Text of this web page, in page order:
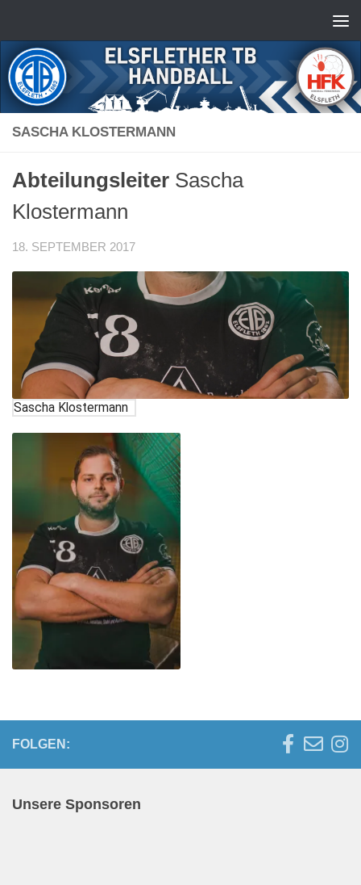
SASCHA KLOSTERMANN
Abteilungsleiter Sascha
Klostermann
18. SEPTEMBER 2017
FOLGEN:
Unsere Sponsoren